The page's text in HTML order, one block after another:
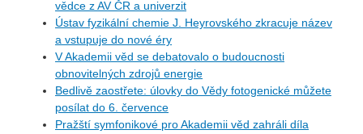
vědce z AV ČR a univerzit
Ústav fyzikální chemie J. Heyrovského zkracuje název
a vstupuje do nové éry
V Akademii věd se debatovalo o budoucnosti
obnovitelných zdrojů energie
Bedlivě zaostřete: úlovky do Vědy fotogenické můžete
posílat do 6. července
Pražští symfonikové pro Akademii věd zahráli díla